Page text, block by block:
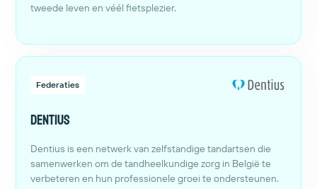
tweede leven en véél fietsplezier.
Federaties
Dentius
Dentius is een netwerk van zelfstandige tandartsen die
samenwerken om de tandheelkundige zorg in België te
verbeteren en hun professionele groei te ondersteunen.